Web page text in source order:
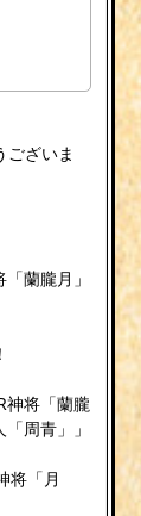
ございま
蘭朧月」
神将「蘭朧
周青」」
将「月